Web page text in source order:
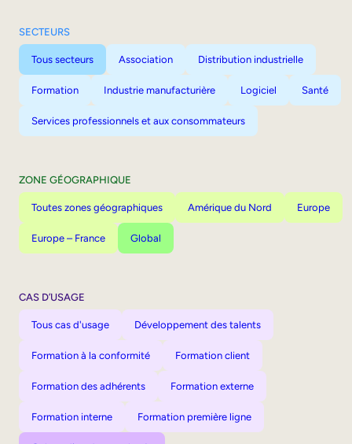
SECTEURS
Tous secteurs Association Distribution industrielle
Formation Industrie manufacturière Logiciel Santé
Services professionnels et aux consommateurs
ZONE GÉOGRAPHIQUE
Toutes zones géographiques Amérique du Nord Europe
Europe – France Global
CAS D’USAGE
Tous cas d'usage Développement des talents
Formation à la conformité Formation client
Formation des adhérents Formation externe
Formation interne Formation première ligne